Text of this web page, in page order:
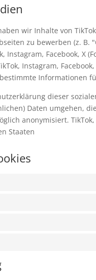
wir Inhalte von
zu bewerben (z. B.
Instagram, Facebook, X
Instagram,
Informationen
dieser
Daten umgehen,
anonymisiert.
Staaten